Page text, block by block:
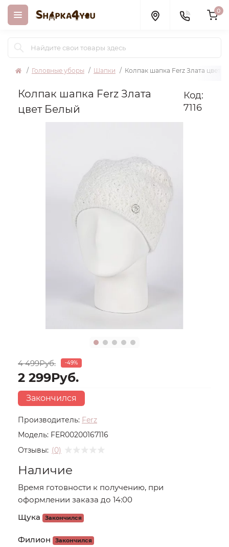
0
Головные уборы Шапки Колпак шапка Ferz Злата цвет
Колпак шапка Ferz Злата
цвет Белый
Код:
7116
Производитель: Ferz
Модель: FER00200167116
Отзывы: (0)
4 499Руб. -49%
2 299Руб.
Закончился
Наличие
Время готовности к получению, при
оформлении заказа до 14:00
Щука
Закончился
Филион Закончился